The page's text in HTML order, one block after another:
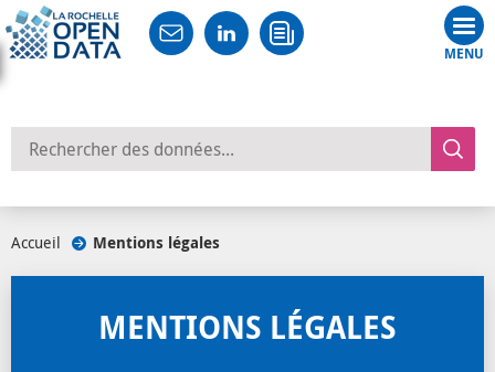
Rechercher des données
Accueil Mentions légales
MENTIONS LÉGALES